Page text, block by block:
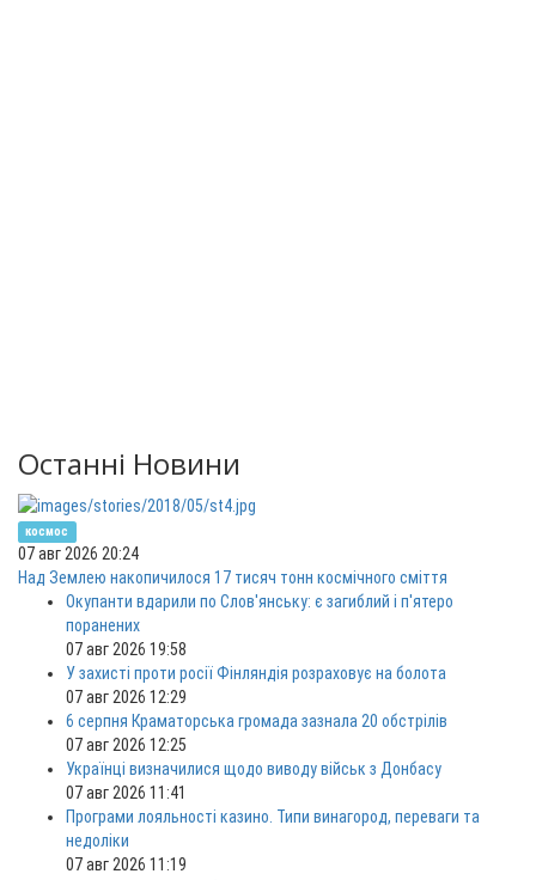
Останні Новини
космос
07 авг 2026 20:24
Над Землею накопичилося 17 тисяч тонн космічного сміття
Окупанти вдарили по Слов'янську: є загиблий і п'ятеро
поранених
07 авг 2026 19:58
У захисті проти росії Фінляндія розраховує на болота
07 авг 2026 12:29
6 серпня Краматорська громада зазнала 20 обстрілів
07 авг 2026 12:25
Українці визначилися щодо виводу військ з Донбасу
07 авг 2026 11:41
Програми лояльності казино. Типи винагород, переваги та
недоліки
07 авг 2026 11:19